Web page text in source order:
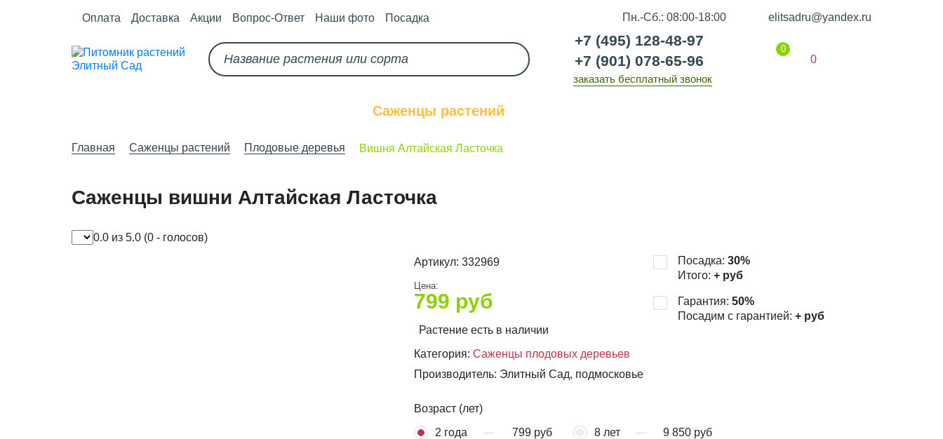
Оплата Доставка Акции Вопрос-Ответ Наши фото Посадка Пн.-Сб.: 08:00-18:00 elitsadru@yandex.ru
+7 (495) 128-48-97
+7 (901) 078-65-96
заказать бесплатный звонок
0
0
Саженцы растений
Главная Саженцы растений Плодовые деревья Вишня Алтайская Ласточка
Саженцы вишни Алтайская Ласточка
0.0 из 5.0 (0 - голосов)
Артикул: 332969
Цена:
799 руб
Растение есть в наличии
Категория: Саженцы плодовых деревьев
Посадка: 30%
Итого: +руб
Гарантия: 50%
Посадим с гарантией: +руб
Производитель: Элитный Сад, подмосковье
Возраст (лет)
2 года
799 руб
8 лет
9 850 руб